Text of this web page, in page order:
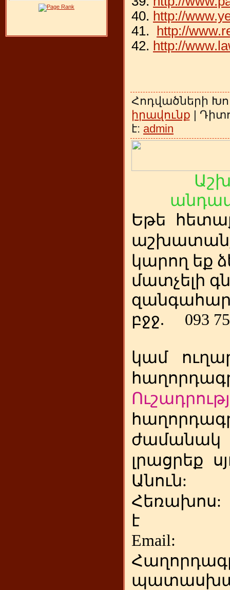
40. http://
41.
http://
42. http://
Հոդվածների
իրավունք |
է: admin
Եթե հ
կարող եք
մատչելի
բջջ.
093
կամ
ժամանակ
լրացրեք
Անուն:
Հեռախոս
է